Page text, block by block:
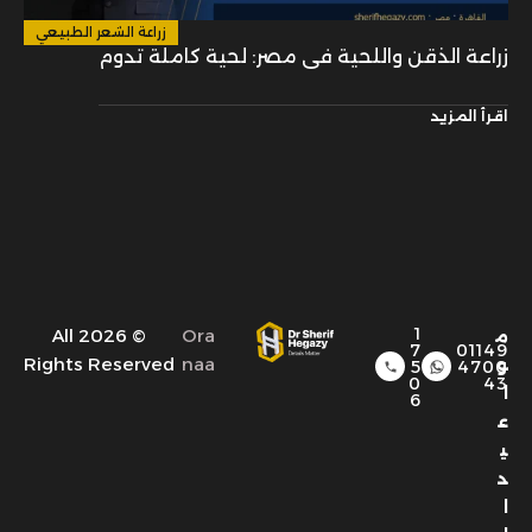
زراعة الشعر الطبيعي
زراعة الذقن واللحية في مصر: لحية كاملة تدوم
اقرأ المزيد
م
و
ا
ع
ي
د
01149
4700
43
1
7
5
0
6
Ora
naa
© 2026 All
Rights Reserved